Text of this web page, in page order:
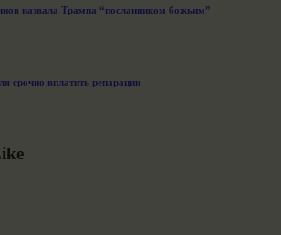
назвала Трампа “посланником божьим”
срочно вплатить репарации